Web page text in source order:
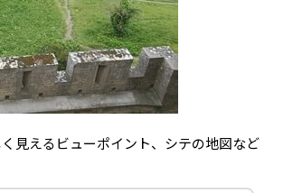
見えるビューポイント、シテの地図など